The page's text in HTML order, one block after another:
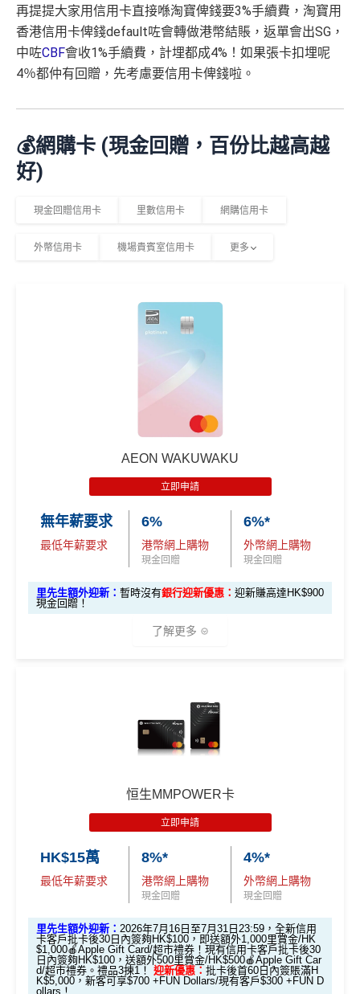
再提提大家用信用卡直接喺淘寶俾錢要3%手續費，淘寶用
香港信用卡俾錢default咗會轉做港幣結賬，返單會出SG，
中咗CBF會收1%手續費 ，計埋都成4%！如果張卡扣埋呢
4％都仲有回贈，先考慮要信用卡俾錢啦。
💰網購卡 (現金回贈，百份比越高越
好)
現金回贈信用卡 里數信用卡 網購信用卡
外幣信用卡 機場貴賓室信用卡 更多
AEON WAKUWAKU
立即申請
無年薪要求
最低年薪要求
6%
港幣網上購物
現金回贈
6%*
外幣網上購物
現金回贈
里先生額外迎新： 暫時沒有銀行迎新優惠： 迎新賺高達HK$900
現金回贈！
了解更多
購卡回贈率最有競爭力嘅卡之一。呢張卡喺日本簽賬仲有
3%回贈🇯🇵！對鐘意去日本旅行嘅你嚟講，絕對係慳錢
AEON WAKUWAKU信用卡
AEON CARD WAKUWAKU迎新合共享高
達HK$1,038
迎新資格：
過去12個月內未曾持有任何有效之 AEON
信用卡（包括尚未確認之信用卡）
優惠期：2026年7月10日至7月31日
1. 經「AEON HK」手機App成功申請可享
HK$200 回贈
恒生MMPOWER卡
立即申請
HK$15萬
最低年薪要求
8%*
港幣網上購物
現金回贈
4%*
外幣網上購物
現金回贈
里先生額外迎新： 2026年7月16日至7月31日23:59，全新信用
卡客戶批卡後30日內簽夠HK$100，即送額外1,000里賞金/HK
$1,000🍎Apple Gift Card/超市禮券！現有信用卡客戶批卡後30
日內簽夠HK$100，送額外500里賞金/HK$500🍎Apple Gift Car
d/超市禮券。禮品3揀1！ 迎新優惠： 批卡後首60日內簽賬滿H
K$5,000，新客可享$700 +FUN Dollars/現有客戶$300 +FUN D
ollars！